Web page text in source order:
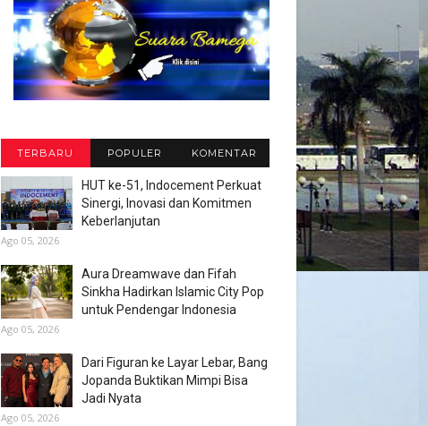
TERBARU POPULER KOMENTAR
HUT ke-51, Indocement Perkuat
Sinergi, Inovasi dan Komitmen
Keberlanjutan
Ago 05, 2026
Aura Dreamwave dan Fifah
Sinkha Hadirkan Islamic City Pop
untuk Pendengar Indonesia
Ago 05, 2026
Dari Figuran ke Layar Lebar, Bang
Jopanda Buktikan Mimpi Bisa
Jadi Nyata
Ago 05, 2026